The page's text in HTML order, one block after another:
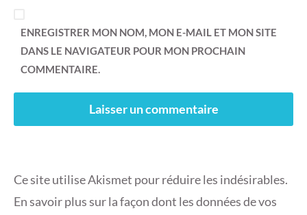
ENREGISTRER MON NOM, MON E-MAIL ET MON SITE
DANS LE NAVIGATEUR POUR MON PROCHAIN
COMMENTAIRE.
Ce site utilise Akismet pour réduire les indésirables.
En savoir plus sur la façon dont les données de vos